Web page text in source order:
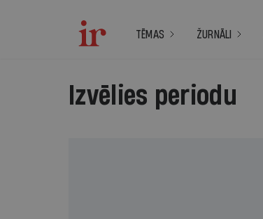
TĒMAS ŽURNĀLI
Izvēlies periodu